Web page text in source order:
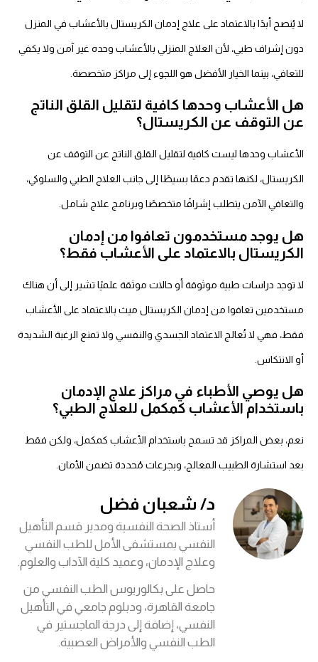
لا يُنصح أبدًا بالاعتماد على علاج إدمان الكريستال بالأعشاب في المنزل
دون إشراف طبي، لأن العلاج المنزلي بالأعشاب وحده غير آمن ولا يكفي
للتعافي، بينما الخيار الأفضل هو اللجوء إلى مراكز متخصصة.
هل الأعشاب وحدها كافية لتقليل القلق الناتج
عن التوقف عن الكريستال؟
الأعشاب وحدها ليست كافية لتقليل القلق الناتج عن التوقف عن
الكريستال، لكنها تقدم دعمًا بسيطًا إلى جانب العلاج الطبي والسلوكي،
والتعافي الآمن يتطلب إشرافًا متخصصًا وبرنامج علاج شامل.
هل يوجد مستخدمون تعافوا من إدمان
الكريستال بالاعتماد على الأعشاب فقط؟
لا توجد دراسات طبية موثوقة أو حالات موثقة علميًا تشير إلى أن هناك
مستخدمين تعافوا من إدمان الكريستال ميث بالاعتماد على الأعشاب
فقط، فهي لا تُعالج الاعتماد الجسدي والنفسي ولا تمنع الرغبة الشديدة
أو الانتكاس.
هل يوصي الأطباء في مراكز علاج الإدمان
باستخدام الأعشاب كمكمل للعلاج الطبي؟
نعم، بعض المراكز قد تسمح باستخدام الأعشاب كمكمل، ولكن فقط
بعد استشارة الطبيب المعالج، وبجرعات مُحددة تضمن الأمان.
د/ شعبان فضل
أستاذ الصحة النفسية ومدير قسم التأهيل
النفسي بمستشفى الأمل للطب النفسي
وعلاج الإدمان، وعميد كلية الآداب والعلوم.
حاصل على بكالوريوس الطب النفسي من
جامعة القاهرة، ودبلوم جامعي في التأهيل
النفسي، إضافة إلى درجة الماجستير في
الطب النفسي والأمراض العصبية.